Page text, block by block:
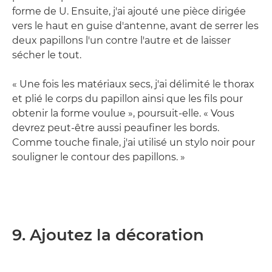
forme de U. Ensuite, j'ai ajouté une pièce dirigée
vers le haut en guise d'antenne, avant de serrer les
deux papillons l'un contre l'autre et de laisser
sécher le tout.
« Une fois les matériaux secs, j'ai délimité le thorax
et plié le corps du papillon ainsi que les fils pour
obtenir la forme voulue », poursuit-elle. « Vous
devrez peut-être aussi peaufiner les bords.
Comme touche finale, j'ai utilisé un stylo noir pour
souligner le contour des papillons. »
9. Ajoutez la décoration